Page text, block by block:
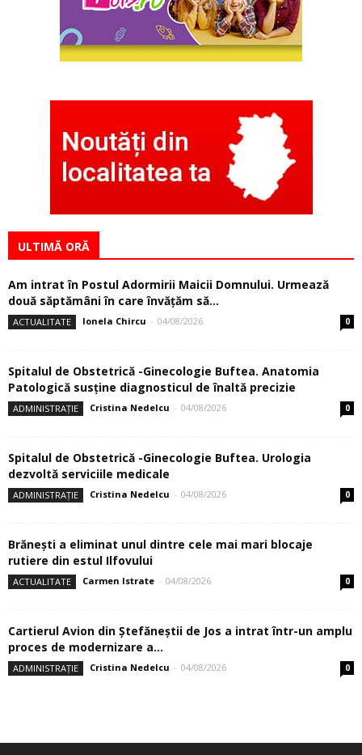
ULTIMĂ ORĂ
Am intrat în Postul Adormirii Maicii Domnului. Urmează
două săptămâni în care învăţăm să...
ACTUALITATE Ionela Chircu - 04/08/2026 0
Spitalul de Obstetrică -Ginecologie Buftea. Anatomia
Patologică susţine diagnosticul de înaltă precizie
ADMINISTRAȚIE Cristina Nedelcu - 04/08/2026 0
Spitalul de Obstetrică -Ginecologie Buftea. Urologia
dezvoltă serviciile medicale
ADMINISTRAȚIE Cristina Nedelcu - 04/08/2026 0
Brănești a eliminat unul dintre cele mai mari blocaje
rutiere din estul Ilfovului
ACTUALITATE Carmen Istrate - 04/08/2026 0
Cartierul Avion din Ştefăneştii de Jos a intrat într-un amplu
proces de modernizare a...
ADMINISTRAȚIE Cristina Nedelcu - 04/08/2026 0